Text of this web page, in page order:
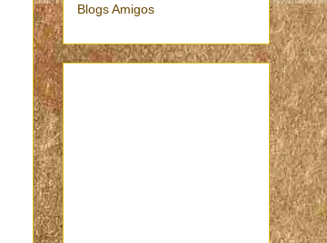
Blogs Amigos